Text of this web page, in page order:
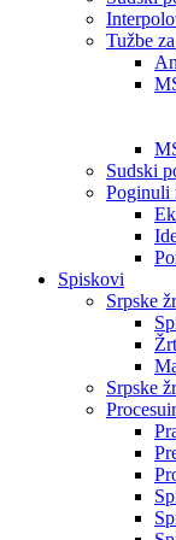
Tužbe
Sudski
Poginuli
Spiskovi
Srpske
Srpske